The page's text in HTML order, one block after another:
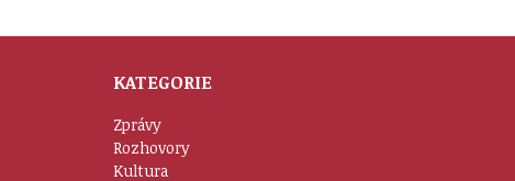
KATEGORIE
Zprávy
Rozhovory
Kultura